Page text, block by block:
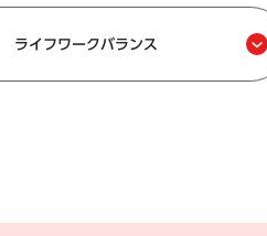
ライフワークバランス